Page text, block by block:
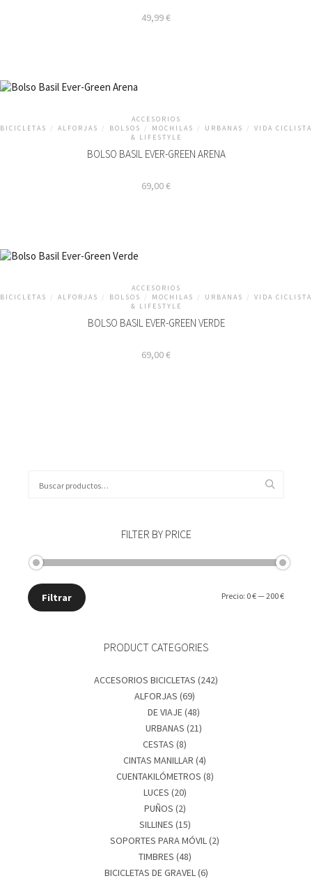
49,99€
ACCESORIOS
BICICLETAS
/ ALFORJAS / BOLSOS / MOCHILAS / URBANAS /
VIDA CICLISTA
& LIFESTYLE
BOLSO BASIL EVER-GREEN ARENA
69,00€
ACCESORIOS
BICICLETAS
/ ALFORJAS / BOLSOS / MOCHILAS / URBANAS /
VIDA CICLISTA
& LIFESTYLE
BOLSO BASIL EVER-GREEN VERDE
69,00€
FILTER BY PRICE
Precio
Precio
Filtrar Precio: 0 €—200 €
PRODUCT CATEGORIES
ACCESORIOS BICICLETAS (242)
ALFORJAS (69)
DE VIAJE(48)
URBANAS (21)
CESTAS (8)
CINTAS MANILLAR (4)
CUENTAKILÓMETROS (8)
LUCES (20)
PUÑOS (2)
SILLINES (15)
SOPORTES PARA MÓVIL(2)
TIMBRES (48)
BICICLETAS DE GRAVEL(6)